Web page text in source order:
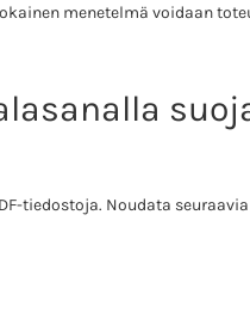
menetelmä voidaan
tiedostoja. Noudata